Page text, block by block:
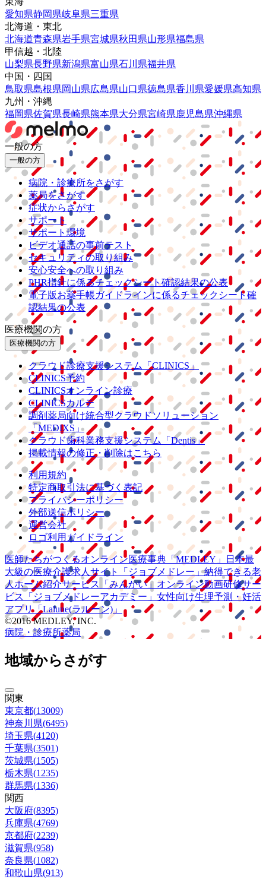
愛知県静岡県岐阜県三重県
北海道・東北
北海道青森県岩手県宮城県秋田県山形県福島県
甲信越・北陸
山梨県長野県新潟県富山県石川県福井県
中国・四国
鳥取県島根県岡山県広島県山口県徳島県香川県愛媛県高知県
九州・沖縄
福岡県佐賀県長崎県熊本県大分県宮崎県鹿児島県沖縄県
一般の方
一般の方
病院・診療所をさがす
薬局をさがす
症状からさがす
サポート
サポート環境
ビデオ通話の事前テスト
セキュリティの取り組み
安心安全への取り組み
PHR指針に係るチェックシート確認結果の公表
電子版お薬手帳ガイドラインに係るチェックシート確
認結果の公表
医療機関の方
医療機関の方
クラウド診療支援システム
「CLINICS」
CLINICS予約
CLINICSオンライン診療
CLINICSカルテ
調剤薬局向け統合型クラウドソリューション
「MEDIXS」
クラウド歯科業務支援システム
「Dentis」
掲載情報の修正・削除はこちら
利用規約
特定商取引法に基づく表記
プライバシーポリシー
外部送信ポリシー
運営会社
ロゴ利用ガイドライン
医師たちがつくるオンライン医療事典 「MEDLEY」
日本最
大級の医療介護求人サイト 「ジョブメドレー」納得できる老
人ホーム紹介サービス
「みんかい」 オンライン動画研修サー
ビス
「ジョブメドレーアカデミー」 女性向け生理予測・妊活
アプリ「Lalune(ラルーン)」
©2016 MEDLEY, INC.
病院・診療所薬局
地域からさがす
関東
東京都(13009)
神奈川県(6495)
埼玉県(4120)
千葉県(3501)
茨城県(1505)
栃木県(1235)
群馬県(1336)
関西
大阪府(8395)
兵庫県(4769)
京都府(2239)
滋賀県(958)
奈良県(1082)
和歌山県(913)